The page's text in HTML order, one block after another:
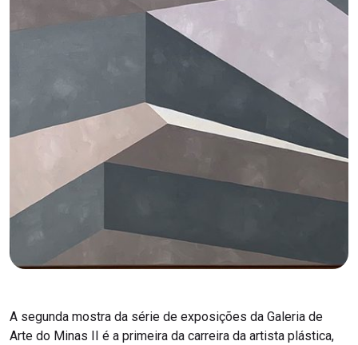
A segunda mostra da série de exposições da Galeria de
Arte do Minas II é a primeira da carreira da artista plástica,